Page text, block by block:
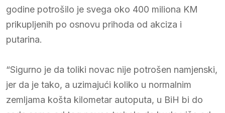
godine potrošilo je svega oko 400 miliona KM
prikupljenih po osnovu prihoda od akciza i
putarina.
“Sigurno je da toliki novac nije potrošen namjenski,
jer da je tako, a uzimajući koliko u normalnim
zemljama košta kilometar autoputa, u BiH bi do